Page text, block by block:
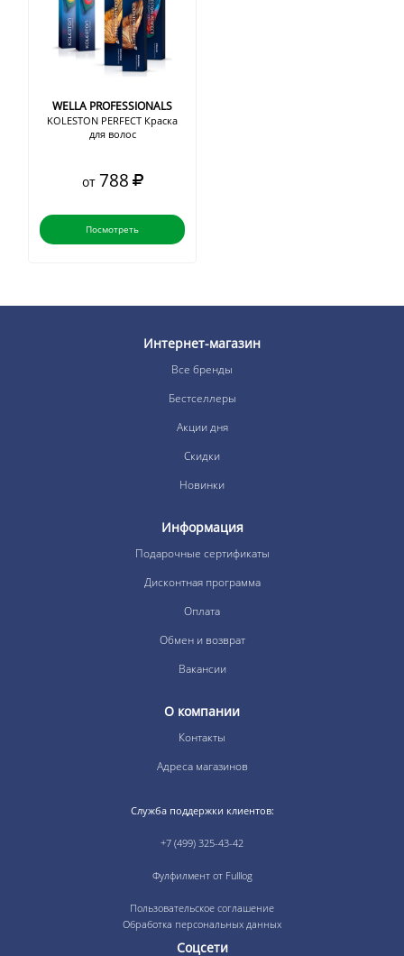
WELLA PROFESSIONALS
KOLESTON PERFECT Краска
для волос
от 788
Посмотреть
Интернет-магазин
Все бренды
Бестселлеры
Акции дня
Скидки
Новинки
Информация
Подарочные сертификаты
Дисконтная программа
Оплата
Обмен и возврат
Вакансии
О компании
Контакты
Адреса магазинов
Служба поддержки клиентов:
+7 (499) 325-43-42
Фулфилмент от Fulllog
Пользовательское соглашение
Обработка персональных данных
Соцсети